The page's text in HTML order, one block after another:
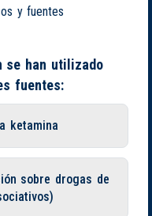
y fuentes
se han utilizado
fuentes:
ketamina
sobre drogas de